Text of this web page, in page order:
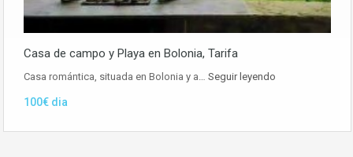
Casa de campo y Playa en Bolonia, Tarifa
Casa romántica, situada en Bolonia y a… Seguir leyendo
100€ dia